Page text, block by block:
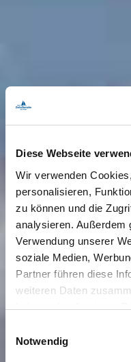
Diese Webseite
Wir verwenden
personalisieren,
zu können und die
analysieren. Außerdem
Verwendung unserer
soziale Medien,
Partner führen diese
weiteren Daten
haben oder die sie im
Notwendig